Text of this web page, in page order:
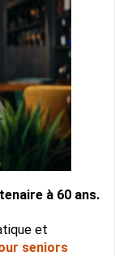
à 60 ans.
et
seniors